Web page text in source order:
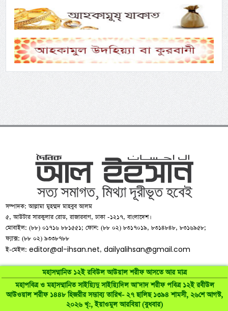
মহাসম্মানিত ১২ই রবিউল আউয়াল শরীফ আসতে আর মাত্র
মহাপবিত্র ও মহাসম্মানিত সাইয়্যিদু সাইয়্যিদিল আ’দাদ শরীফ পবিত্র ১২ই রবীউল
আউওয়াল শরীফ ১৪৪৮ হিজরীর সম্ভাব্য তারিখ- ২৭ ছালিছ ১৩৯৪ শামসী, ২৬শে আগস্ট,
২০২৬ খৃ:, ইয়াওমুল আরবিয়া (বুধবার)
সম্পাদক: আল্লামা মুহম্মদ মাহবুব আলম
৫, আউটার সারকুলার রোড, রাজারবাগ, ঢাকা -১২১৭, বাংলাদেশ।
মোবাইল: (৮৮) ০১৭১৬ ৮৮১৫৫১; ফোন: (৮৮ ০২) ৮৩১৭০১৯, ৮৩১৪৮৪৮, ৮৩১৬৯৫৮;
ফ্যাক্স: (৮৮ ০২) ৯৩৩৮৭৮৮
ই-মেইল:editor@al-ihsan.net,dailyalihsan@gmail.com
2007-2026. All Rights Reserved | Developed by: